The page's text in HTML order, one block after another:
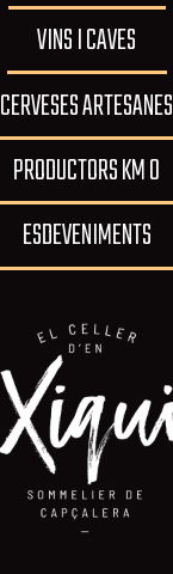
VINS I CAVES
CERVESES ARTESANES
PRODUCTORS KM 0
ESDEVENIMENTS